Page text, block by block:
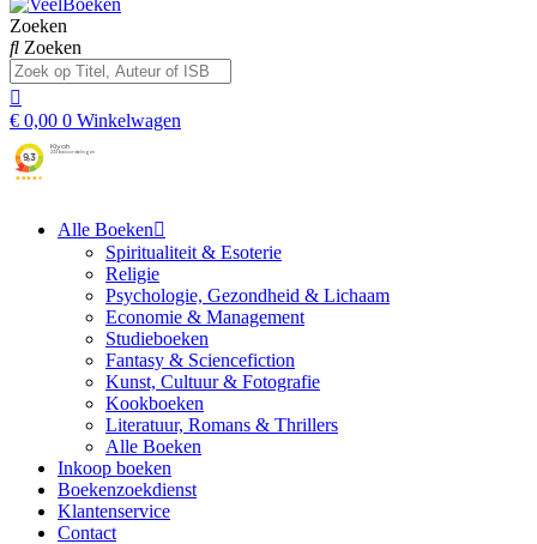
Zoeken
Zoeken
€ 0,00 0 Winkelwagen
Alle Boeken
Spiritualiteit & Esoterie
Religie
Psychologie, Gezondheid & Lichaam
Economie & Management
Studieboeken
Fantasy & Sciencefiction
Kunst, Cultuur & Fotografie
Kookboeken
Literatuur, Romans & Thrillers
Alle Boeken
Inkoop boeken
Boekenzoekdienst
Klantenservice
Contact